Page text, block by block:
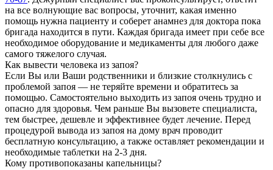
на все волнующие вас вопросы, уточнит, какая именно
помощь нужна пациенту и соберет анамнез для доктора пока
бригада находится в пути. Каждая бригада имеет при себе все
необходимое оборудование и медикаменты для любого даже
самого тяжелого случая.
Как вывести человека из запоя?
Если Вы или Ваши родственники и близкие столкнулись с
проблемой запоя — не теряйте времени и обратитесь за
помощью. Самостоятельно выходить из запоя очень трудно и
опасно для здоровья. Чем раньше Вы вызовете специалиста,
тем быстрее, дешевле и эффективнее будет лечение. Перед
процедурой вывода из запоя на дому врач проводит
бесплатную консультацию, а также оставляет рекомендации и
необходимые таблетки на 2-3 дня.
Кому противопоказаны капельницы?